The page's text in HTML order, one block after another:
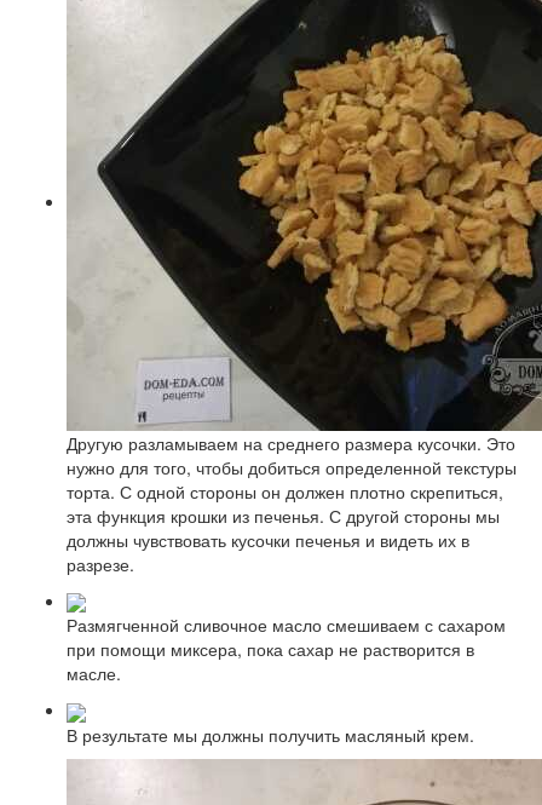
Другую разламываем на среднего размера кусочки. Это
нужно для того, чтобы добиться определенной текстуры
торта. С одной стороны он должен плотно скрепиться,
эта функция крошки из печенья. С другой стороны мы
должны чувствовать кусочки печенья и видеть их в
разрезе.
Размягченной сливочное масло смешиваем с сахаром
при помощи миксера, пока сахар не растворится в
масле.
В результате мы должны получить масляный крем.